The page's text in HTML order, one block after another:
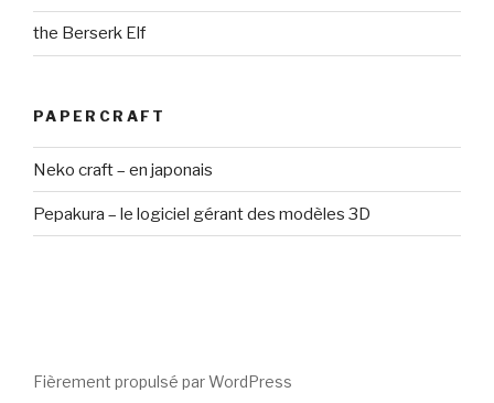
the Berserk Elf
PAPERCRAFT
Neko craft – en japonais
Pepakura – le logiciel gérant des modèles 3D
Fièrement propulsé par WordPress